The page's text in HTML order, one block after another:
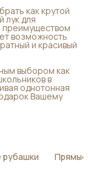
как крутой
лук для
преимуществом
возможность
и красивый
выбором как
в
однотонная
Вашему